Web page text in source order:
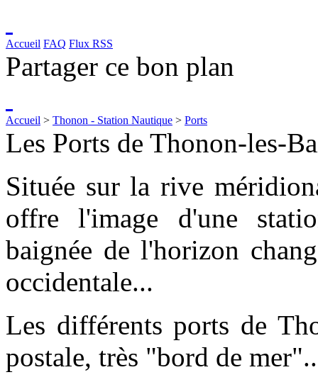
Accueil FAQ Flux RSS
Partager ce bon plan
Accueil > Thonon - Station Nautique > Ports
Les Ports de Thonon-les-
Située sur la rive
offre l'image d'une
baignée de l'horizon
occidentale...
Les différents ports de
postale, très "bord de